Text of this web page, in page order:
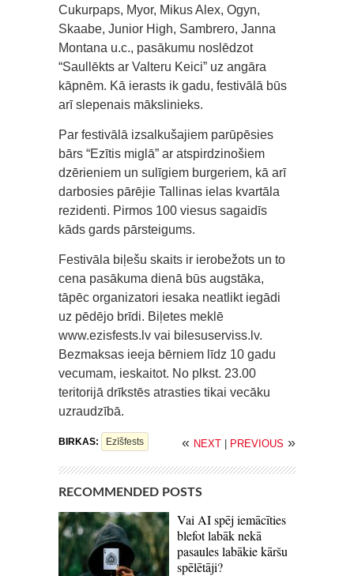
Cukurpaps, Myor, Mikus Alex, Ogyn,
Skaabe, Junior High, Sambrero, Janna
Montana u.c., pasākumu noslēdzot
“Saullēkts ar Valteru Keici” uz angāra
kāpnēm. Kā ierasts ik gadu, festivālā būs
arī slepenais mākslinieks.
Par festivālā izsalkušajiem parūpēsies
bārs “Ezītis miglā” ar atspirdzinošiem
dzērieniem un sulīgiem burgeriem, kā arī
darbosies pārējie Tallinas ielas kvartāla
rezidenti. Pirmos 100 viesus sagaidīs
kāds gards pārsteigums.
Festivāla biļešu skaits ir ierobežots un to
cena pasākuma dienā būs augstāka,
tāpēc organizatori iesaka neatlikt iegādi
uz pēdējo brīdi. Biļetes meklē
www.ezisfests.lv vai bilesuserviss.lv.
Bezmaksas ieeja bērniem līdz 10 gadu
vecumam, ieskaitot. No plkst. 23.00
teritorijā drīkstēs atrasties tikai vecāku
uzraudzībā.
BIRKAS: Ezīšfests « NEXT PREVIOUS »
RECOMMENDED POSTS
Vai AI spēj iemācīties
blefot labāk nekā
pasaules labākie kāršu
spēlētāji?